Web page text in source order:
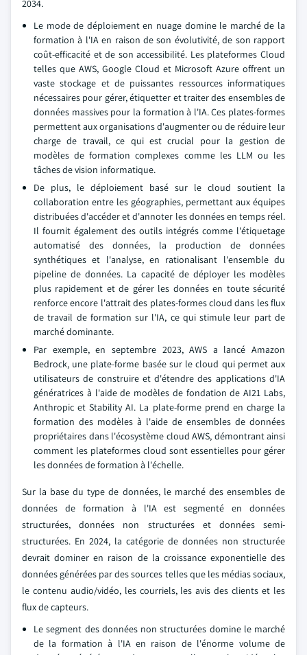
2034.
Le mode de déploiement en nuage domine le marché de la
formation à l'IA en raison de son évolutivité, de son rapport
coût-efficacité et de son accessibilité. Les plateformes Cloud
telles que AWS, Google Cloud et Microsoft Azure offrent un
vaste stockage et de puissantes ressources informatiques
nécessaires pour gérer, étiquetter et traiter des ensembles de
données massives pour la formation à l'IA. Ces plates-formes
permettent aux organisations d'augmenter ou de réduire leur
charge de travail, ce qui est crucial pour la gestion de
modèles de formation complexes comme les LLM ou les
tâches de vision informatique.
De plus, le déploiement basé sur le cloud soutient la
collaboration entre les géographies, permettant aux équipes
distribuées d'accéder et d'annoter les données en temps réel.
Il fournit également des outils intégrés comme l'étiquetage
automatisé des données, la production de données
synthétiques et l'analyse, en rationalisant l'ensemble du
pipeline de données. La capacité de déployer les modèles
plus rapidement et de gérer les données en toute sécurité
renforce encore l'attrait des plates-formes cloud dans les flux
de travail de formation sur l'IA, ce qui stimule leur part de
marché dominante.
Par exemple, en septembre 2023, AWS a lancé Amazon
Bedrock, une plate-forme basée sur le cloud qui permet aux
utilisateurs de construire et d'étendre des applications d'IA
génératrices à l'aide de modèles de fondation de AI21 Labs,
Anthropic et Stability AI. La plate-forme prend en charge la
formation des modèles à l'aide de ensembles de données
propriétaires dans l'écosystème cloud AWS, démontrant ainsi
comment les plateformes cloud sont essentielles pour gérer
les données de formation à l'échelle.
Sur la base du type de données, le marché des ensembles de
données de formation à l'IA est segmenté en données
structurées, données non structurées et données semi-
structurées. En 2024, la catégorie de données non structurée
devrait dominer en raison de la croissance exponentielle des
données générées par des sources telles que les médias sociaux,
le contenu audio/vidéo, les courriels, les avis des clients et les
flux de capteurs.
Le segment des données non structurées domine le marché
de la formation à l'IA en raison de l'énorme volume de